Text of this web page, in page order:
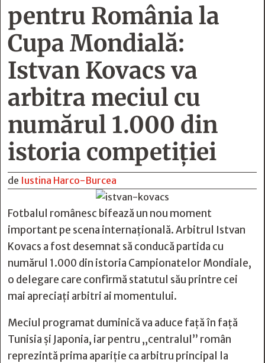
pentru România la
Cupa Mondială:
Istvan Kovacs va
arbitra meciul cu
numărul 1.000 din
istoria competiției
de Iustina Harco-Burcea
Fotbalul românesc bifează un nou moment
important pe scena internațională. Arbitrul Istvan
Kovacs a fost desemnat să conducă partida cu
numărul 1.000 din istoria Campionatelor Mondiale,
o delegare care confirmă statutul său printre cei
mai apreciați arbitri ai momentului.
Meciul programat duminică va aduce față în față
Tunisia și Japonia, iar pentru „centralul” român
reprezintă prima apariție ca arbitru principal la